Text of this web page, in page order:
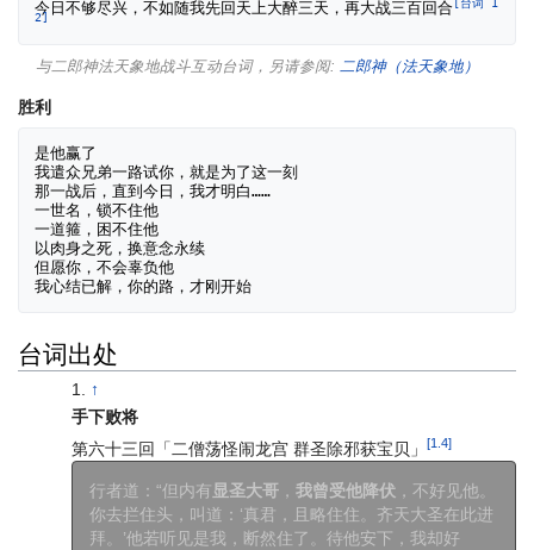
今日不够尽兴，不如随我先回天上大醉三天，再大战三百回合
2]
与二郎神法天象地战斗互动台词，另请参阅: 二郎神（法天象地）
胜利
是他赢了
我遣众兄弟一路试你，就是为了这一刻
那一战后，直到今日，我才明白……
一世名，锁不住他
一道箍，困不住他
以肉身之死，换意念永续
但愿你，不会辜负他
台词出处
↑
手下败将
第六十三回「二僧荡怪闹龙宫 群圣除邪获宝贝」
[1.4]
行者道：“但内有显圣大哥， 我曾受他降伏，不好见他。
你去拦住头，叫道：‘真君，且略住住。齐天大圣在此进
拜。’他若听见是我，断然住了。待他安下，我却好